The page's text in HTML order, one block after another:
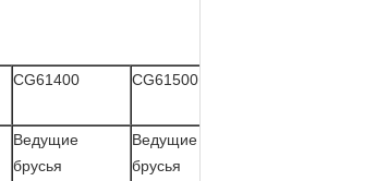
CG61400 CG61500
Ведущие
брусья
Ведущие
брусья